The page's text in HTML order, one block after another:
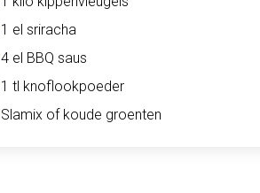
1 el sriracha
4 el BBQ saus
1 tl knoflookpoeder
Slamix of koude groenten